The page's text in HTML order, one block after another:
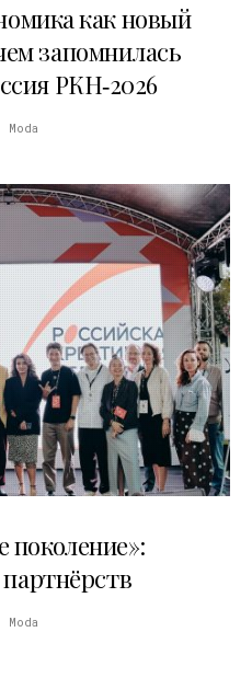
как новый
запомнилась
РКН‑2026
Moda
поколение»:
Moda